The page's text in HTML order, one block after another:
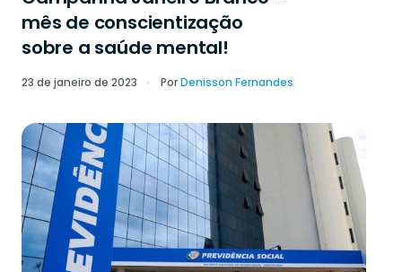
mês de conscientização
sobre a saúde mental!
23 de janeiro de 2023 PorDenisson Fernandes